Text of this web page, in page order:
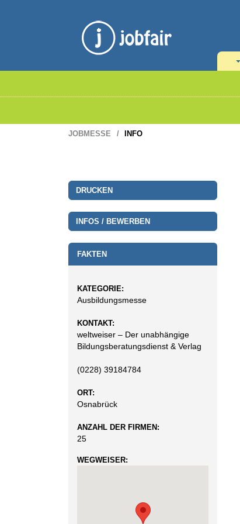
JOBMESSE INFO
DRUCKEN
INFOS / BEWERBEN
FAKTEN
KATEGORIE:
Ausbildungsmesse
KONTAKT:
weltweiser – Der unabhängige
Bildungsberatungsdienst & Verlag
(0228) 39184784
ORT:
Osnabrück
ANZAHL DER FIRMEN:
25
WEGWEISER: